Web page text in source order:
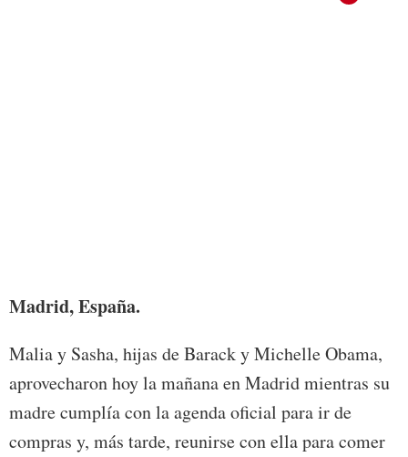
Madrid, España.
Malia y Sasha, hijas de Barack y Michelle Obama,
aprovecharon hoy la mañana en Madrid mientras su
madre cumplía con la agenda oficial para ir de
compras y, más tarde, reunirse con ella para comer